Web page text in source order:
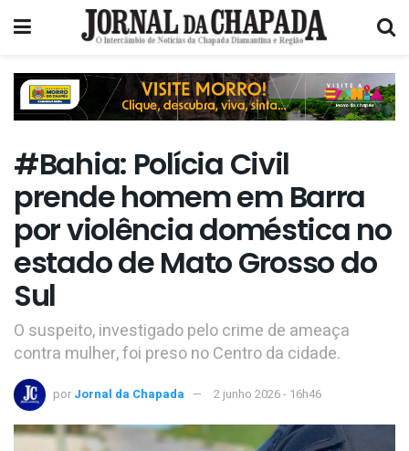
#Bahia: Polícia Civil
prende homem em Barra
por violência doméstica no
estado de Mato Grosso do
Sul
O suspeito, investigado pelo crime de ameaça
contra mulher, foi preso no Centro da cidade.
por Jornal da Chapada 2 junho 2026 - 16h46